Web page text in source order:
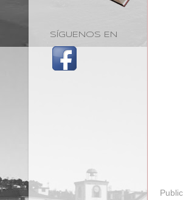
SÍGUENOS EN